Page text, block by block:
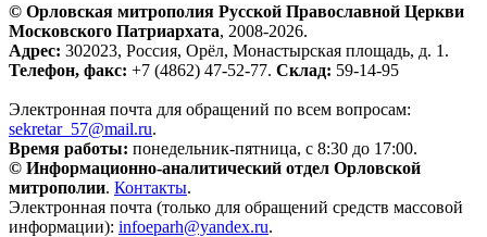
© Орловская митрополия Русской Православной Церкви
Московского Патриархата, 2008-2026.
Адрес: 302023, Россия, Орёл, Монастырская площадь, д. 1.
Телефон, факс: +7 (4862) 47-52-77. Склад: 59-14-95
Электронная почта для обращений по всем вопросам:
sekretar_57@mail.ru.
Время работы: понедельник-пятница, с 8:30 до 17:00.
© Информационно-аналитический отдел Орловской
митрополии. Контакты.
Электронная почта (только для обращений средств массовой
информации): infoeparh@yandex.ru.